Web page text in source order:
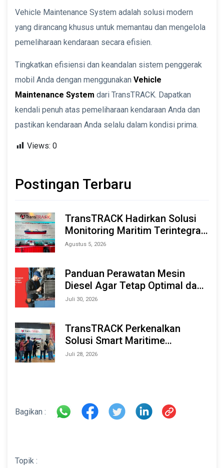
Vehicle Maintenance System adalah solusi modern
yang dirancang khusus untuk memantau dan mengelola
pemeliharaan kendaraan secara efisien.
Tingkatkan efisiensi dan keandalan sistem penggerak
mobil Anda dengan menggunakan Vehicle
Maintenance System dari TransTRACK. Dapatkan
kendali penuh atas pemeliharaan kendaraan Anda dan
pastikan kendaraan Anda selalu dalam kondisi prima.
Views: 0
Postingan Terbaru
TransTRACK Hadirkan Solusi
Monitoring Maritim Terintegrasi
Berbasis AI & IoT di Indonesia
Agustus 5, 2026
Panduan Perawatan Mesin
Diesel Agar Tetap Optimal dan
Tahan Lama
Juli 30, 2026
TransTRACK Perkenalkan
Solusi Smart Maritime
Monitoring Berbasis AI dan IoT
Juli 28, 2026
Bagikan :
Topik :